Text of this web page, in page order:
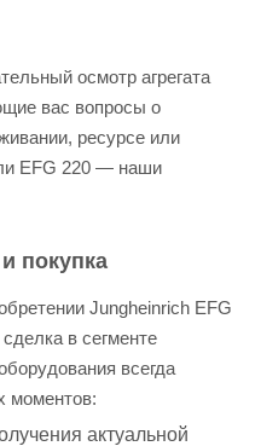
осмотр агрегата
вас вопросы о
ресурсе или
EFG 220 — наши
покупка
Jungheinrich EFG
в сегменте
всегда
моментов:
актуальной